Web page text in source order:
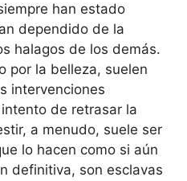
han estado
dependido de la
halagos de los demás.
por la belleza, suelen
intervenciones
de retrasar la
a menudo, suele ser
lo hacen como si aún
definitiva, son esclavas